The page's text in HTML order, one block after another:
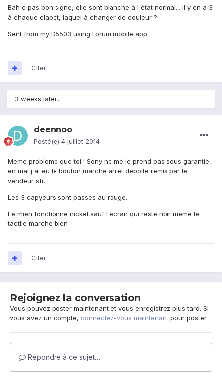
Bah c pas bon signe, elle sont blanche à l état normal... Il y en a 3
à chaque clapet, laquel à changer de couleur ?
Sent from my D5503 using Forum mobile app
Citer
3 weeks later...
deennoo
Posté(e) 4 juillet 2014
Meme probleme que toi ! Sony ne me le prend pas sous garantie,
en mai j ai eu le bouton marche arret deboite remis par le
vendeur sfr.
Les 3 capyeurs sont passes au rouge.
Le mien fonctionne nickel sauf l ecran qui reste noir meme le
tactile marche bien
Citer
Rejoignez la conversation
Vous pouvez poster maintenant et vous enregistrez plus tard. Si
vous avez un compte, connectez-vous maintenant pour poster.
Répondre à ce sujet…